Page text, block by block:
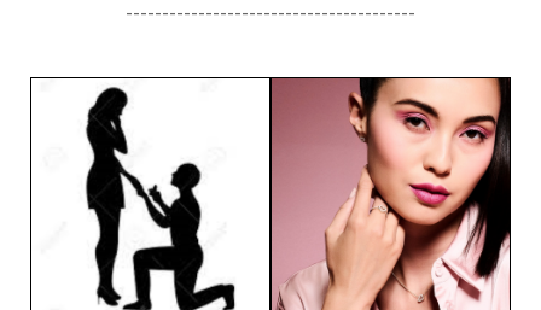
----------------------------------------